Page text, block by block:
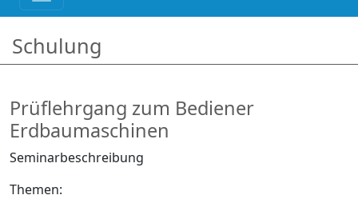
Schulung
Prüflehrgang zum Bediener
Erdbaumaschinen
Seminarbeschreibung
Themen: